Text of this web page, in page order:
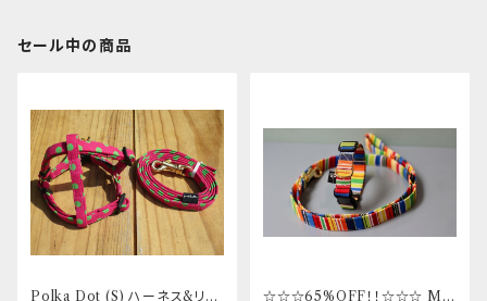
セール中の商品
Polka Dot (S) ハーネス&リー ☆☆☆65%OFF！！☆☆☆ Mサ